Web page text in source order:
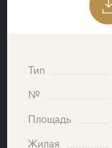
Тип
№
Площадь
Жилая